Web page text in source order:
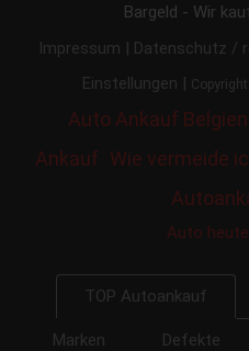
Bargeld - Wir
Impressum | Datenschutz /
Einstellungen |
Auto Ankauf Belgien
Ankauf Wie vermeide
Auto
TOP Autoankauf
Marken Defekte